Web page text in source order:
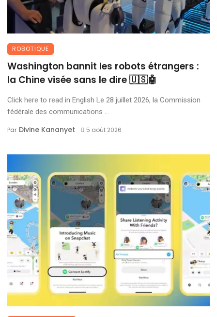
ROBOTIQUE
Washington bannit les robots étrangers :
la Chine visée sans le dire 🇺🇸🤖
Click here to read in English Le 28 juillet 2026, la Commission
fédérale des communications ...
Par Divine Kananyet 5 août 2026